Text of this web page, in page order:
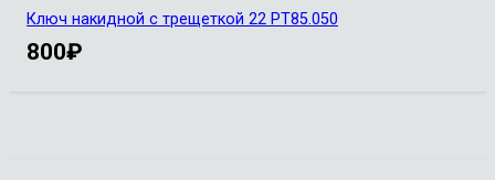
Ключ накидной с трещеткой 22 РТ85.050
800₽